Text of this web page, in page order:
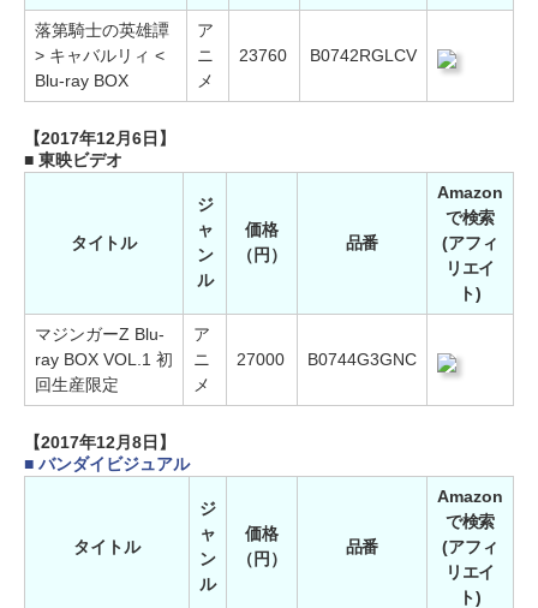
落第騎士の英雄譚
> キャバルリィ <
Blu-ray BOX
ア
ニ
メ
23760 B0742RGLCV
【2017年12月6日】
■ 東映ビデオ
タイトル
ジ
ャ
ン
ル
価格
（円）
品番
Amazon
で検索
(アフィ
リエイ
ト)
マジンガーZ Blu-
ray BOX VOL.1 初
回生産限定
ア
ニ
メ
27000 B0744G3GNC
【2017年12月8日】
■ バンダイビジュアル
タイトル
ジ
ャ
ン
ル
価格
（円）
品番
Amazon
で検索
(アフィ
リエイ
ト)